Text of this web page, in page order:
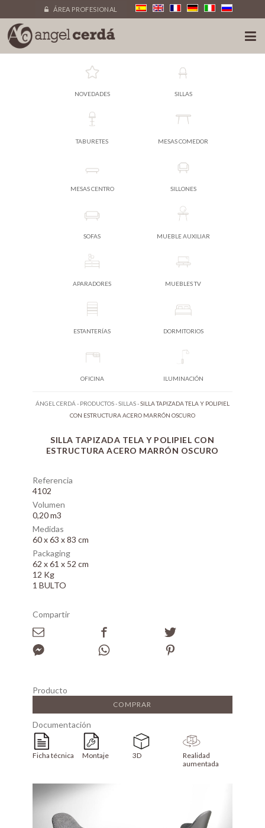
ÁREA PROFESIONAL
NOVEDADES SILLAS
TABURETES MESAS COMEDOR
MESAS CENTRO SILLONES
SOFAS MUEBLE AUXILIAR
APARADORES MUEBLES TV
ESTANTERÍAS DORMITORIOS
OFICINA ILUMINACIÓN
ÁNGEL CERDÁ - PRODUCTOS-SILLAS-SILLA TAPIZADA TELA Y POLIPIEL
CON ESTRUCTURA ACERO MARRÓN OSCURO
SILLA TAPIZADA TELA Y POLIPIEL CON
ESTRUCTURA ACERO MARRÓN OSCURO
Referencia
4102
Volumen
0,20 m3
Medidas
60 x 63 x 83 cm
Packaging
62 x 61 x 52 cm
12 Kg
1 BULTO
Compartir
Producto
COMPRAR
Documentación
Ficha técnica Montaje 3D
Realidad
aumentada